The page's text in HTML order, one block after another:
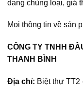
dạng chủng loại, giá
Mọi thông tin về sản
CÔNG TY TNHH
THANH BÌNH
Địa chỉ: Biệt thự TT2